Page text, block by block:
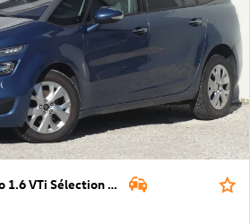
Citroën C4 Grand Picasso 1.6 VTi Sélection (7 sz.)